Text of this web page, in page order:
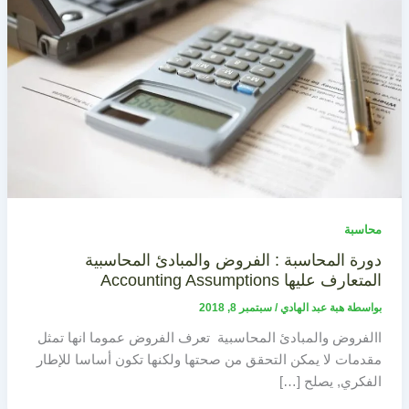
محاسبة
دورة المحاسبة : الفروض والمبادئ المحاسبية
المتعارف عليها Accounting Assumptions
بواسطة هبة عبد الهادي/ سبتمبر 8, 2018
االفروض والمبادئ المحاسبية تعرف الفروض عموما انها تمثل
مقدمات لا يمكن التحقق من صحتها ولكنها تكون أساسا للإطار
الفكري, يصلح […]